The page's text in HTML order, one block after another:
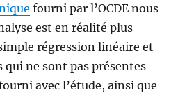
fourni par l’OCDE nous
est en réalité plus
régression linéaire et
qui ne sont pas présentes
avec l’étude, ainsi que